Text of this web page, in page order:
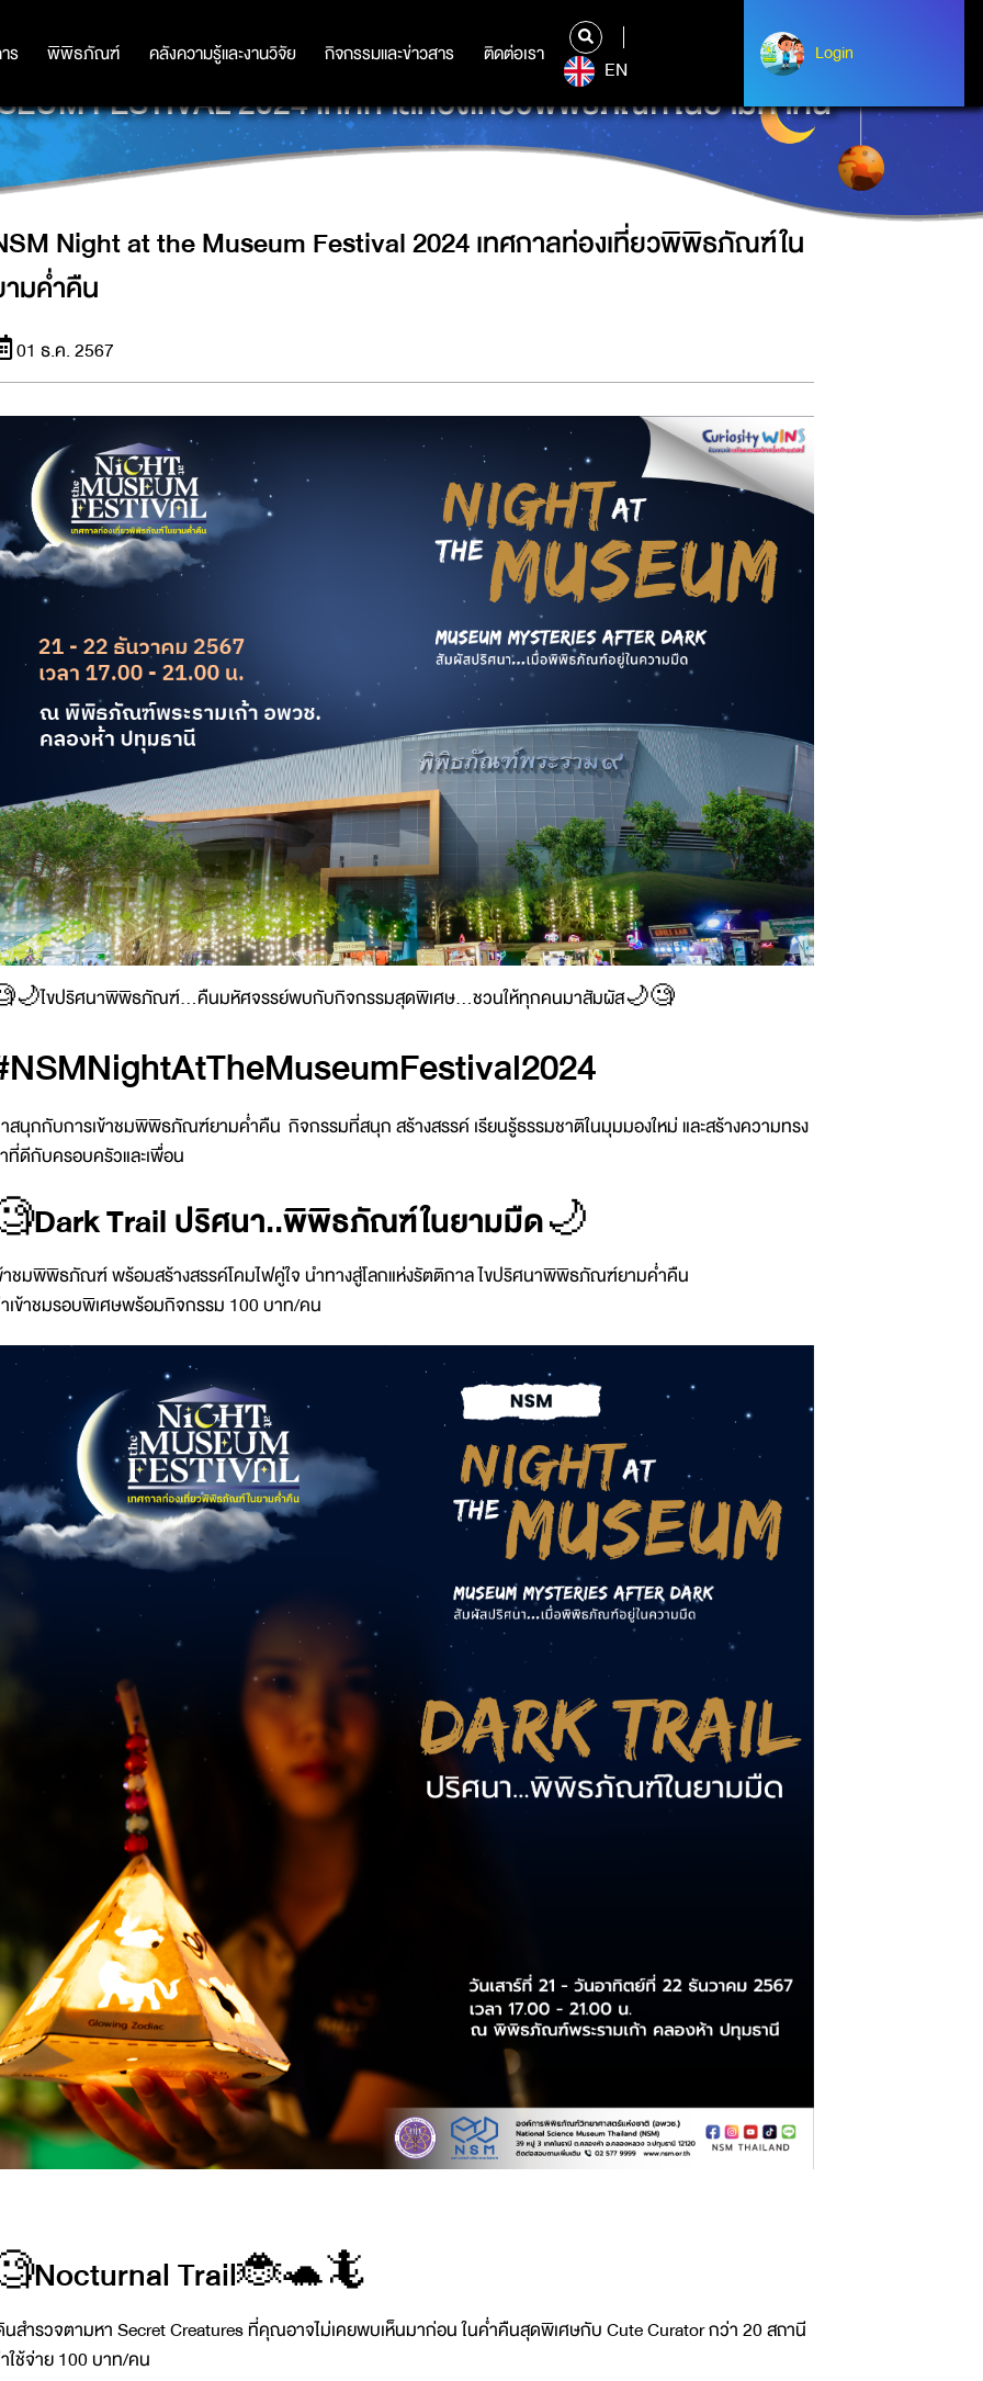
ร พิพิธภัณฑ์ คลังความรู้และงานวิจัย กิจกรรมและข่าวสาร ติดต่อเรา
ร พิพิธภัณฑ์ คลังความรู้และงานวิจัย กิจกรรมและข่าวสาร ติดต่อเรา
EN
Login
Login
FESTIVAL 2024 เทศกาลท่องเที่ยวพิพิธภัณฑ์ในยามค่ำคืน
Night at the Museum Festival 2024 เทศกาลท่องเที่ยวพิพิธภัณฑ์ใน
มค่ำคืน
01 ธ.ค. 2567
ไขปริศนาพิพิธภัณฑ์...คืนมหัศจรรย์พบกับกิจกรรมสุดพิเศษ...ชวนให้ทุกคนมาสัมผัส🌙🧐
สนุกกับการเข้าชมพิพิธภัณฑ์ยามค่ำคืน กิจกรรมที่สนุก สร้างสรรค์ เรียนรู้ธรรมชาติในมุมมองใหม่ และสร้างความทรง
ที่ดีกับครอบครัวและเพื่อน
Dark Trail ปริศนา..พิพิธภัณฑ์ในยามมืด🌙
าชมพิพิธภัณฑ์ พร้อมสร้างสรรค์โคมไฟคู่ใจ นำทางสู่โลกแห่งรัตติกาล ไขปริศนาพิพิธภัณฑ์ยามค่ำคืน
เข้าชมรอบพิเศษพร้อมกิจกรรม 100 บาท/คน
Trail🐞🐢🦎
นสำรวจตามหา Secret Creatures ที่คุณอาจไม่เคยพบเห็นมาก่อน ในค่ำคืนสุดพิเศษกับ Cute Curator กว่า 20 สถานี
ใช้จ่าย 100 บาท/คน